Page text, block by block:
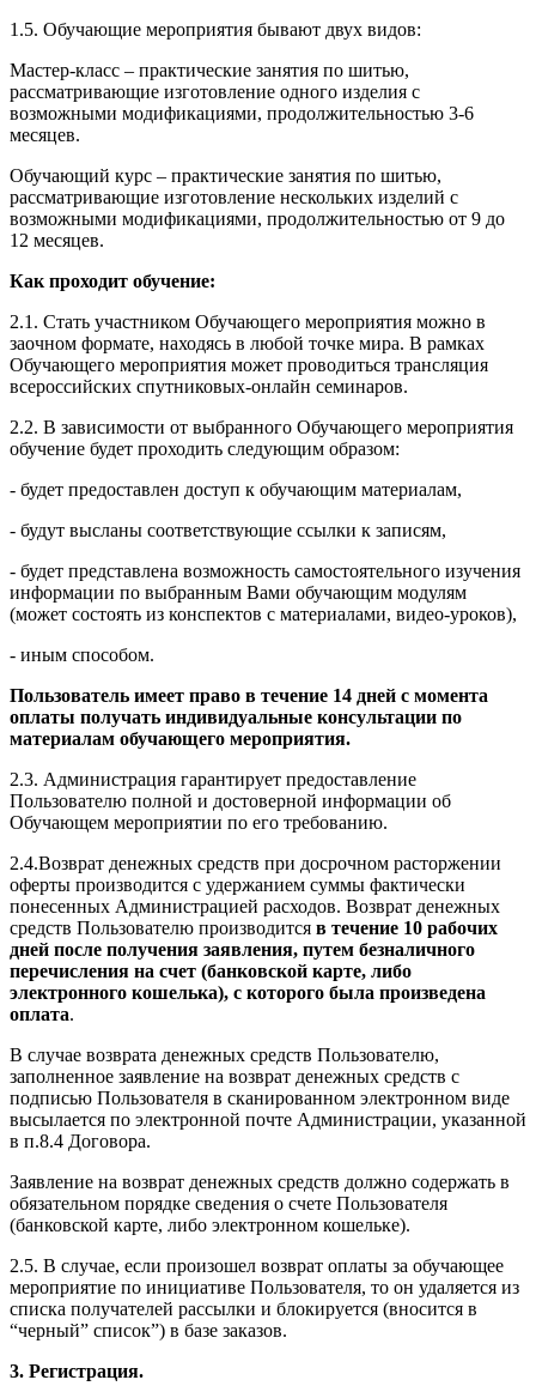
1.5. Обучающие мероприятия бывают двух видов:
Мастер-класс – практические занятия по шитью,
рассматривающие изготовление одного изделия с
возможными модификациями, продолжительностью 3-6
месяцев.
Обучающий курс – практические занятия по шитью,
рассматривающие изготовление нескольких изделий с
возможными модификациями, продолжительностью от 9 до
12 месяцев.
Как проходит обучение:
2.1. Стать участником Обучающего мероприятия можно в
заочном формате, находясь в любой точке мира. В рамках
Обучающего мероприятия может проводиться трансляция
всероссийских спутниковых-онлайн семинаров.
2.2. В зависимости от выбранного Обучающего мероприятия
обучение будет проходить следующим образом:
- будет предоставлен доступ к обучающим материалам,
- будут высланы соответствующие ссылки к записям,
- будет представлена возможность самостоятельного изучения
информации по выбранным Вами обучающим модулям
(может состоять из конспектов с материалами, видео-уроков),
- иным способом.
Пользователь имеет право в течение 14 дней с момента
оплаты получать индивидуальные консультации по
материалам обучающего мероприятия.
2.3. Администрация гарантирует предоставление
Пользователю полной и достоверной информации об
Обучающем мероприятии по его требованию.
2.4.Возврат денежных средств при досрочном расторжении
оферты производится с удержанием суммы фактически
понесенных Администрацией расходов. Возврат денежных
средств Пользователю производится в течение 10 рабочих
дней после получения заявления, путем безналичного
перечисления на счет (банковской карте, либо
электронного кошелька), с которого была произведена
оплата.
В случае возврата денежных средств Пользователю,
заполненное заявление на возврат денежных средств с
подписью Пользователя в сканированном электронном виде
высылается по электронной почте Администрации, указанной
в п.8.4 Договора.
Заявление на возврат денежных средств должно содержать в
обязательном порядке сведения о счете Пользователя
(банковской карте, либо электронном кошельке).
2.5. В случае, если произошел возврат оплаты за обучающее
мероприятие по инициативе Пользователя, то он удаляется из
списка получателей рассылки и блокируется (вносится в
“черный” список”) в базе заказов.
3. Регистрация.